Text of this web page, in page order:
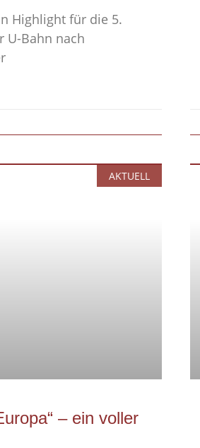
Highlight für die 5.
U-Bahn nach
AKTUELL
– ein voller